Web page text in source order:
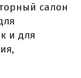
салон
и для